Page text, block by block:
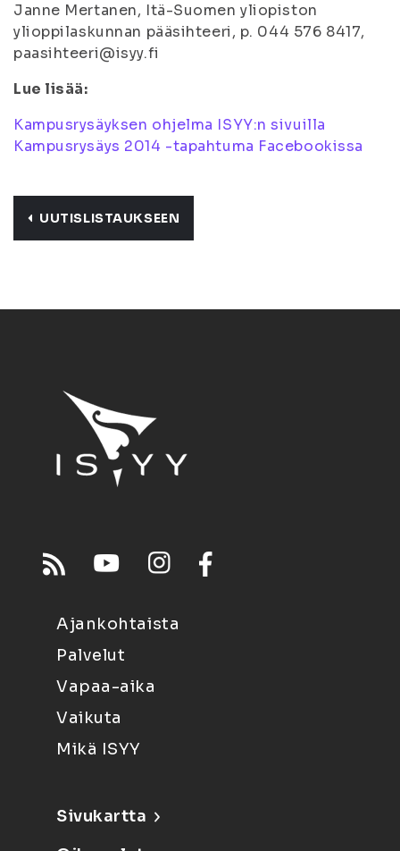
Janne Mertanen, Itä-Suomen yliopiston
ylioppilaskunnan pääsihteeri, p. 044 576 8417,
paasihteeri@isyy.fi
Lue lisää:
Kampusrysäyksen ohjelma ISYY:n sivuilla
Kampusrysäys 2014 -tapahtuma Facebookissa
UUTISLISTAUKSEEN
Ajankohtaista
Palvelut
Vapaa-aika
Vaikuta
Mikä ISYY
Sivukartta